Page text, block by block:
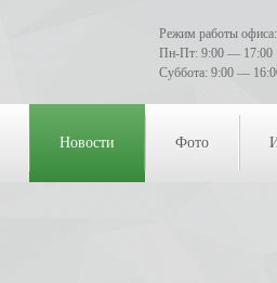
Режим работы офиса:
Пн-Пт: 9:00 — 17:00
Суббота: 9:00 —
Новости Фото